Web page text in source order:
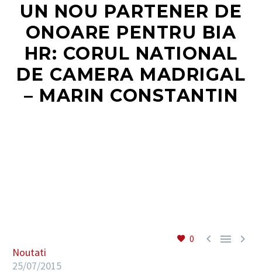
UN NOU PARTENER DE
ONOARE PENTRU BIA
HR: CORUL NATIONAL
DE CAMERA MADRIGAL
– MARIN CONSTANTIN
0   
Noutati
25/07/2015